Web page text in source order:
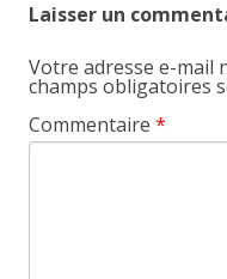
Laisser un
Votre adresse e-mail
champs obligatoires
Commentaire *